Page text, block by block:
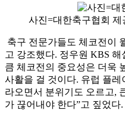
사진=대한축구협회 제
축구 전문가들도 체코전이
고 강조했다. 정우원 KBS
큼 체코전의 중요성은 더욱
사활을 걸 것이다. 유럽 플
라오면서 분위기도 오르고,
가 끊어내야 한다”고 짚었다.